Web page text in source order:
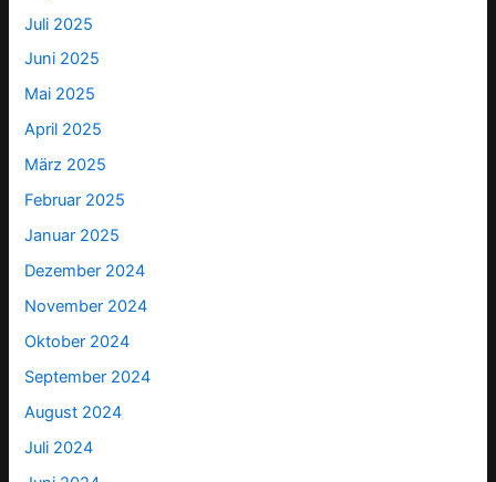
Juli 2025
Juni 2025
Mai 2025
April 2025
März 2025
Februar 2025
Januar 2025
Dezember 2024
November 2024
Oktober 2024
September 2024
August 2024
Juli 2024